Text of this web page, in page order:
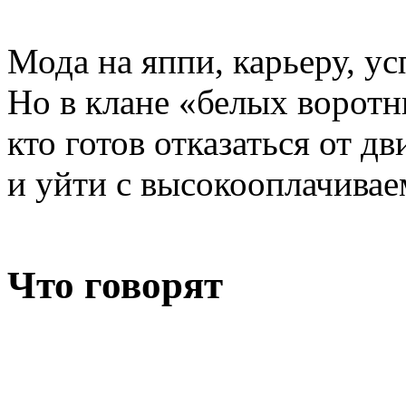
Мода на яппи, карьеру,
Но в клане «белых
кто готов отказаться от
и уйти с
Что говорят